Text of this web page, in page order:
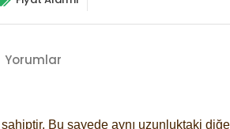
Yorumlar
Bu sayede aynı uzunluktaki